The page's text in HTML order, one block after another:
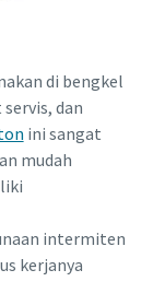
di bengkel
dan
ini sangat
mudah
intermiten
kerjanya